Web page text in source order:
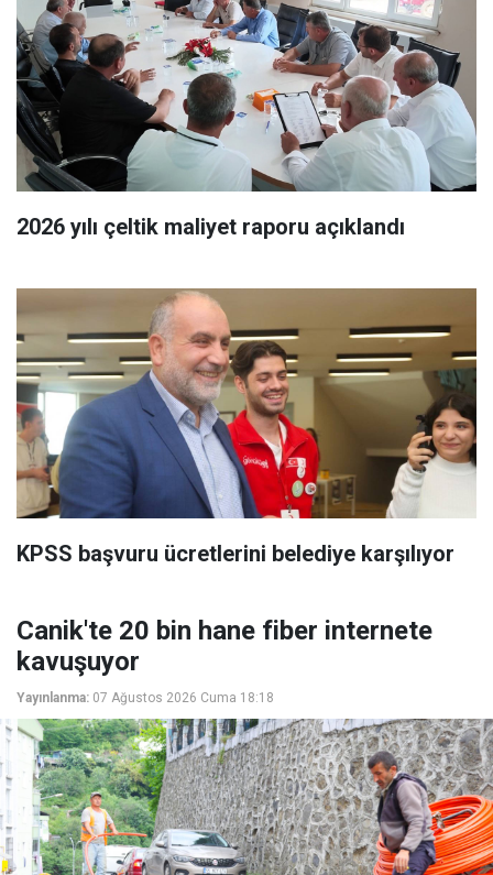
2026 yılı çeltik maliyet raporu açıklandı
KPSS başvuru ücretlerini belediye karşılıyor
Canik'te 20 bin hane fiber internete
kavuşuyor
Yayınlanma: 07 Ağustos 2026 Cuma 18:18